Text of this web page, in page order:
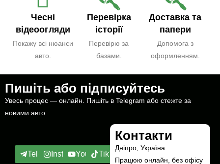
Чесні
відеоогляди
Покажу всі нюанси
авто.
Перевірка
історії
Перевірю за
базами.
Доставка та
папери
Допомога з
оформленням.
Пишіть або підписуйтесь
Увесь процес — онлайн. Пишіть в Telegram або стежте за
новими авто.
TelegramInstagramYouTubeTikTok
Контакти
Дніпро, Україна
Працюю онлайн, без офісу